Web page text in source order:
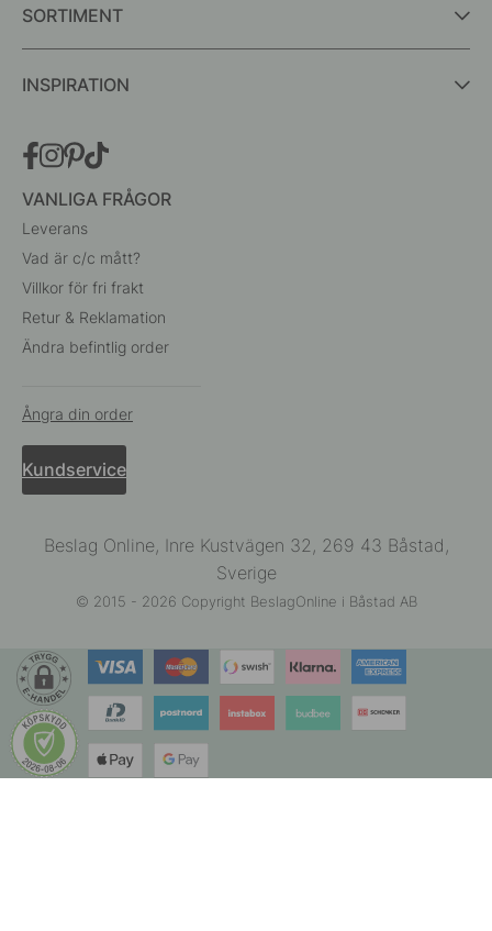
SORTIMENT
INSPIRATION
VANLIGA FRÅGOR
Leverans
Vad är c/c mått?
Villkor för fri frakt
Retur & Reklamation
Ändra befintlig order
Ångra din order
Kundservice
Beslag Online, Inre Kustvägen 32, 269 43 Båstad,
Sverige
© 2015 - 2026 Copyright BeslagOnline i Båstad AB